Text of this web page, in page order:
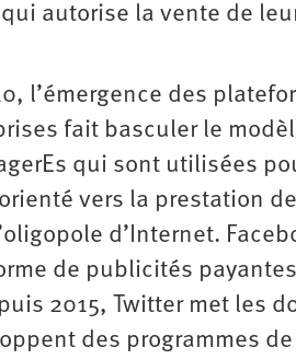
autorise la vente de
l’émergence des
fait basculer le
qui sont utilisées
vers la prestation
d’Internet.
de publicités
2015, Twitter met les
des programmes